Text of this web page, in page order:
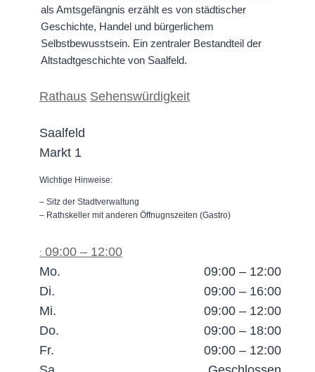
als Amtsgefängnis erzählt es von städtischer
Geschichte, Handel und bürgerlichem
Selbstbewusstsein. Ein zentraler Bestandteil der
Altstadtgeschichte von Saalfeld.
Rathaus Sehenswürdigkeit
Saalfeld
Markt 1
Wichtige Hinweise:
– Sitz der Stadtverwaltung
– Rathskeller mit anderen Öffnugnszeiten (Gastro)
: 09:00 – 12:00
Mo.
09:00 – 12:00
Di.
09:00 – 16:00
Mi.
09:00 – 12:00
Do.
09:00 – 18:00
Fr.
09:00 – 12:00